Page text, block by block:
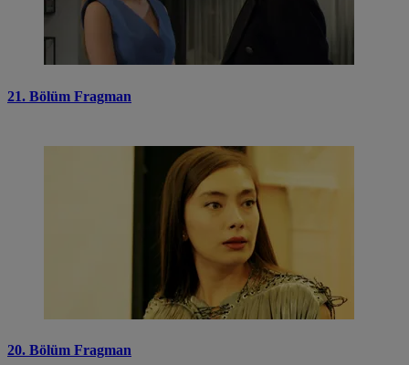
21. Bölüm Fragman
20. Bölüm Fragman